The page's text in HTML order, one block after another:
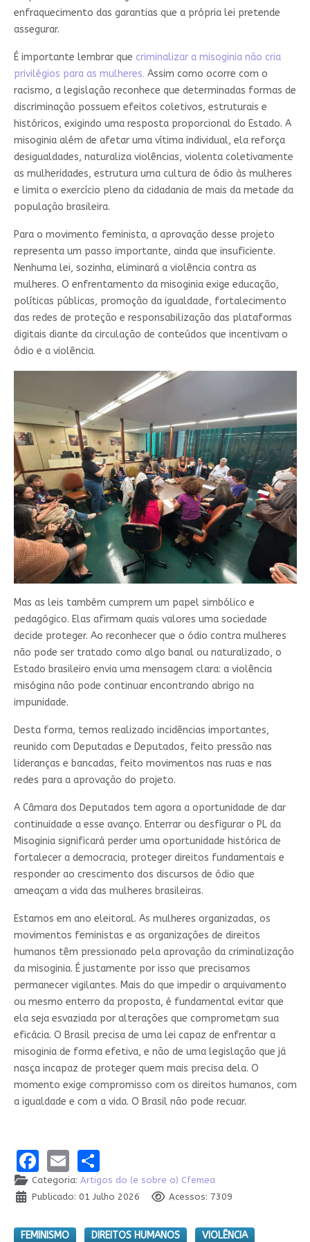
enfraquecimento das garantias que a própria lei pretende
assegurar.
É importante lembrar que criminalizar a misoginia não cria
privilégios para as mulheres. Assim como ocorre com o
racismo, a legislação reconhece que determinadas formas de
discriminação possuem efeitos coletivos, estruturais e
históricos, exigindo uma resposta proporcional do Estado. A
misoginia além de afetar uma vítima individual, ela reforça
desigualdades, naturaliza violências, violenta coletivamente
as mulheridades, estrutura uma cultura de ódio às mulheres
e limita o exercício pleno da cidadania de mais da metade da
população brasileira.
Para o movimento feminista, a aprovação desse projeto
representa um passo importante, ainda que insuficiente.
Nenhuma lei, sozinha, eliminará a violência contra as
mulheres. O enfrentamento da misoginia exige educação,
políticas públicas, promoção da igualdade, fortalecimento
das redes de proteção e responsabilização das plataformas
digitais diante da circulação de conteúdos que incentivam o
ódio e a violência.
Mas as leis também cumprem um papel simbólico e
pedagógico. Elas afirmam quais valores uma sociedade
decide proteger. Ao reconhecer que o ódio contra mulheres
não pode ser tratado como algo banal ou naturalizado, o
Estado brasileiro envia uma mensagem clara: a violência
misógina não pode continuar encontrando abrigo na
impunidade.
Desta forma, temos realizado incidências importantes,
reunido com Deputadas e Deputados, feito pressão nas
lideranças e bancadas, feito movimentos nas ruas e nas
redes para a aprovação do projeto.
A Câmara dos Deputados tem agora a oportunidade de dar
continuidade a esse avanço. Enterrar ou desfigurar o PL da
Misoginia significará perder uma oportunidade histórica de
fortalecer a democracia, proteger direitos fundamentais e
responder ao crescimento dos discursos de ódio que
ameaçam a vida das mulheres brasileiras.
Estamos em ano eleitoral. As mulheres organizadas, os
movimentos feministas e as organizações de direitos
humanos têm pressionado pela aprovação da criminalização
da misoginia. É justamente por isso que precisamos
permanecer vigilantes. Mais do que impedir o arquivamento
ou mesmo enterro da proposta, é fundamental evitar que
ela seja esvaziada por alterações que comprometam sua
eficácia. O Brasil precisa de uma lei capaz de enfrentar a
misoginia de forma efetiva, e não de uma legislação que já
nasça incapaz de proteger quem mais precisa dela. O
momento exige compromisso com os direitos humanos, com
a igualdade e com a vida. O Brasil não pode recuar.
Facebook
EmailShare
Categoria: Artigos do (e sobre o) Cfemea
Publicado: 01 Julho 2026
Acessos: 7309
FEMINISMO DIREITOS HUMANOS
VIOLÊNCIA